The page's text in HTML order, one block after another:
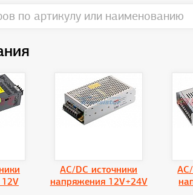
AC/DC источники
напряжения 12V+24V